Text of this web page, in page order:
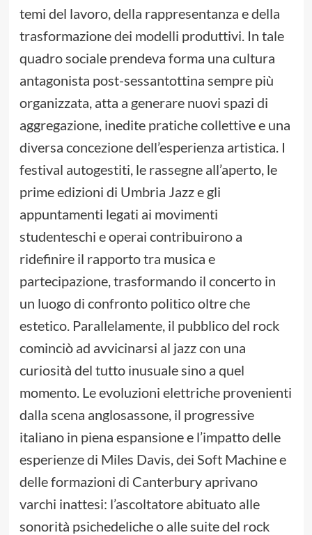
temi del lavoro, della rappresentanza e della
trasformazione dei modelli produttivi. In tale
quadro sociale prendeva forma una cultura
antagonista post-sessantottina sempre più
organizzata, atta a generare nuovi spazi di
aggregazione, inedite pratiche collettive e una
diversa concezione dell’esperienza artistica. I
festival autogestiti, le rassegne all’aperto, le
prime edizioni di Umbria Jazz e gli
appuntamenti legati ai movimenti
studenteschi e operai contribuirono a
ridefinire il rapporto tra musica e
partecipazione, trasformando il concerto in
un luogo di confronto politico oltre che
estetico. Parallelamente, il pubblico del rock
cominciò ad avvicinarsi al jazz con una
curiosità del tutto inusuale sino a quel
momento. Le evoluzioni elettriche provenienti
dalla scena anglosassone, il progressive
italiano in piena espansione e l’impatto delle
esperienze di Miles Davis, dei Soft Machine e
delle formazioni di Canterbury aprivano
varchi inattesi: l’ascoltatore abituato alle
sonorità psichedeliche o alle suite del rock